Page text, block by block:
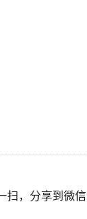
扫，分享到微信